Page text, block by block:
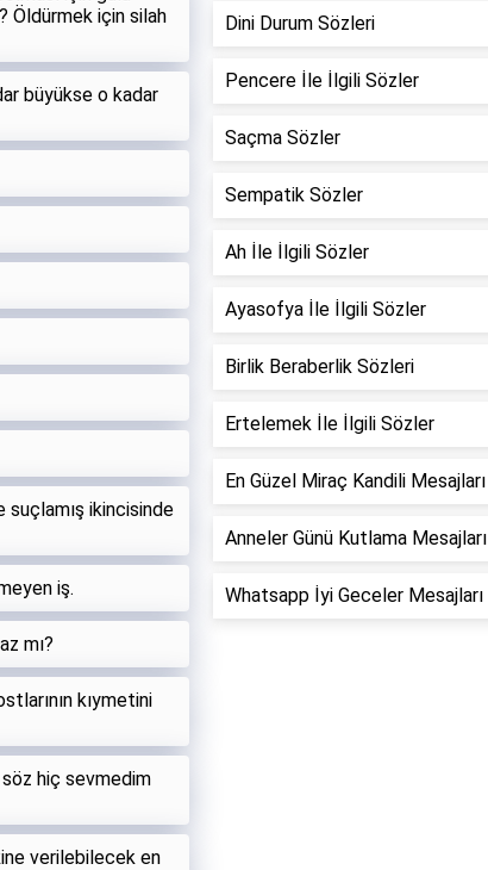
Öldürmek için silah
büyükse o kadar
suçlamış ikincisinde
iş.
mı?
kıymetini
hiç sevmedim
verilebilecek en
Dini Durum Sözleri
Pencere İle İlgili Sözler
Saçma Sözler
Sempatik Sözler
Ah İle İlgili Sözler
Ayasofya İle İlgili Sözler
Birlik Beraberlik Sözleri
Ertelemek İle İlgili Sözler
En Güzel Miraç Kandili Mesajları
Anneler Günü Kutlama Mesajları
Whatsapp İyi Geceler Mesajları